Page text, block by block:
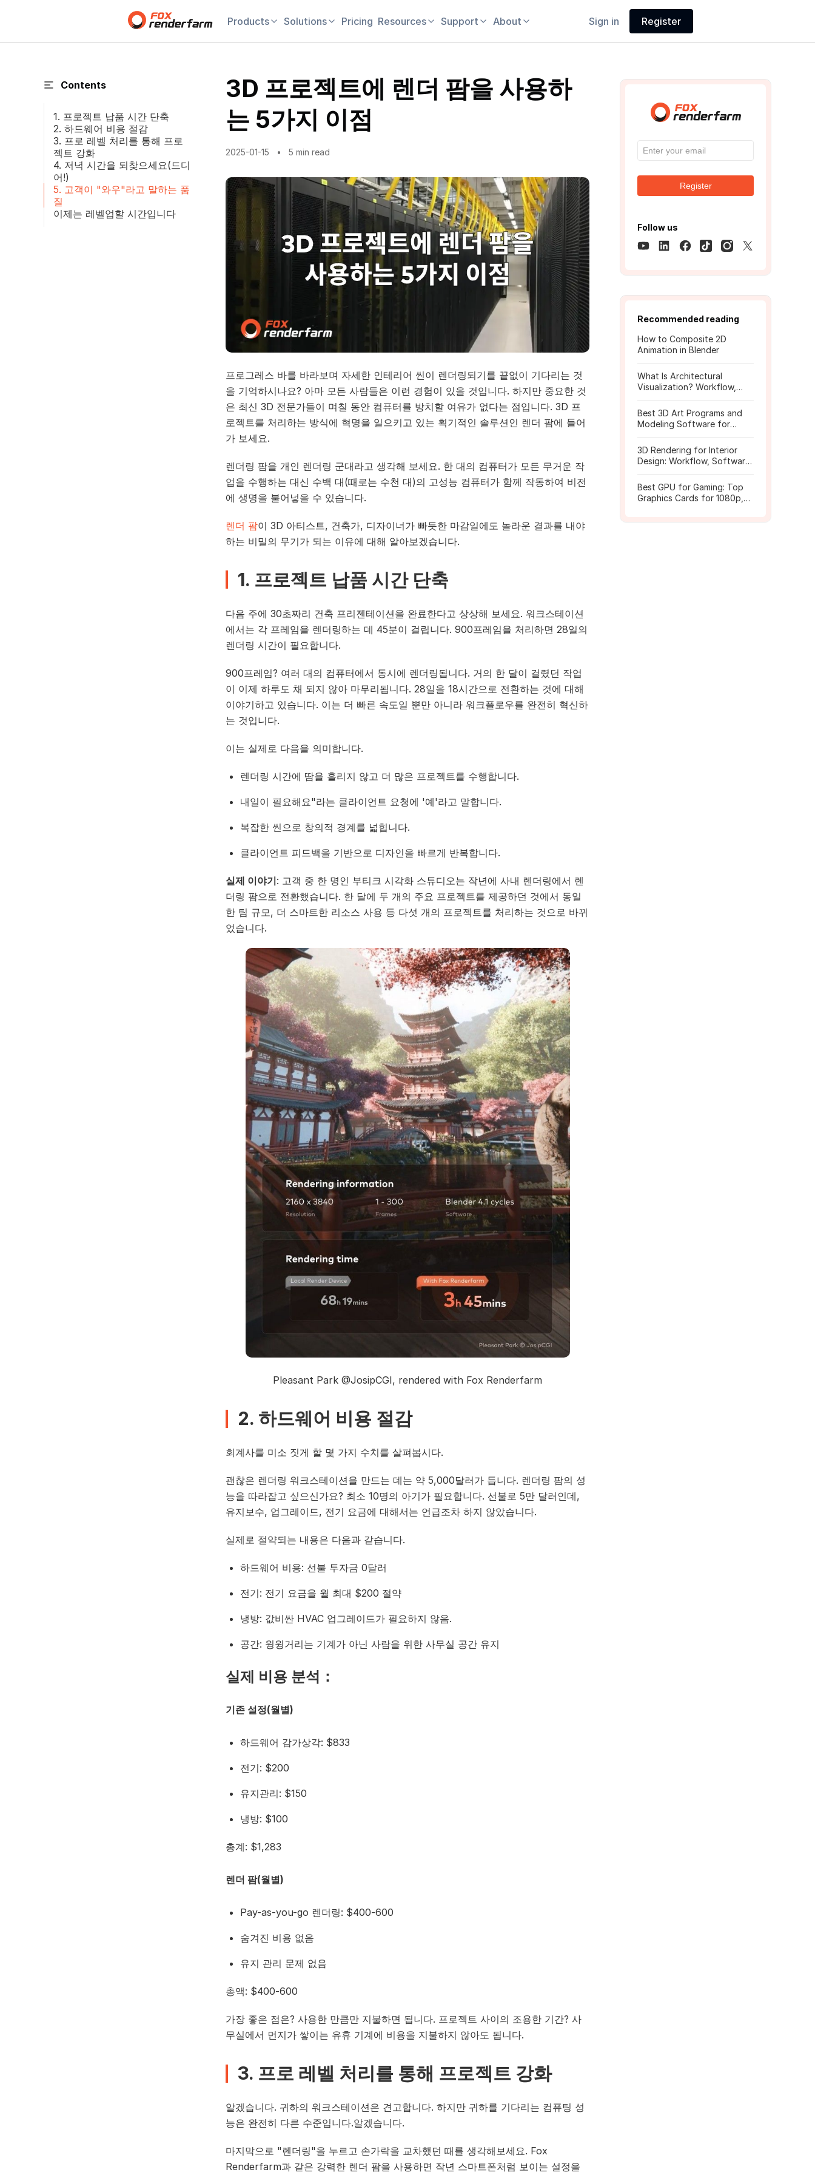
Products Solutions Pricing Resources Support About Sign in Register
Contents
1. 프로젝트 납품 시간 단축
2. 하드웨어 비용 절감
3. 프로 레벨 처리를 통해 프로
젝트 강화
4. 저녁 시간을 되찾으세요(드디
어!)
5. 고객이 "와우"라고 말하는 품
질
이제는 레벨업할 시간입니다
3D 프로젝트에 렌더 팜을 사용하
는 5가지 이점
2025-01-15 5 min read
프로그레스 바를 바라보며 자세한 인테리어 씬이 렌더링되기를 끝없이 기다리는 것
을 기억하시나요? 아마 모든 사람들은 이런 경험이 있을 것입니다. 하지만 중요한 것
은 최신 3D 전문가들이 며칠 동안 컴퓨터를 방치할 여유가 없다는 점입니다. 3D 프
로젝트를 처리하는 방식에 혁명을 일으키고 있는 획기적인 솔루션인 렌더 팜에 들어
가 보세요.
렌더링 팜을 개인 렌더링 군대라고 생각해 보세요. 한 대의 컴퓨터가 모든 무거운 작
업을 수행하는 대신 수백 대(때로는 수천 대)의 고성능 컴퓨터가 함께 작동하여 비전
에 생명을 불어넣을 수 있습니다.
렌더 팜이 3D 아티스트, 건축가, 디자이너가 빠듯한 마감일에도 놀라운 결과를 내야
하는 비밀의 무기가 되는 이유에 대해 알아보겠습니다.
1. 프로젝트 납품 시간 단축
다음 주에 30초짜리 건축 프리젠테이션을 완료한다고 상상해 보세요. 워크스테이션
에서는 각 프레임을 렌더링하는 데 45분이 걸립니다. 900프레임을 처리하면 28일의
렌더링 시간이 필요합니다.
900프레임? 여러 대의 컴퓨터에서 동시에 렌더링됩니다. 거의 한 달이 걸렸던 작업
이 이제 하루도 채 되지 않아 마무리됩니다. 28일을 18시간으로 전환하는 것에 대해
이야기하고 있습니다. 이는 더 빠른 속도일 뿐만 아니라 워크플로우를 완전히 혁신하
는 것입니다.
이는 실제로 다음을 의미합니다.
렌더링 시간에 땀을 흘리지 않고 더 많은 프로젝트를 수행합니다.
내일이 필요해요"라는 클라이언트 요청에 '예'라고 말합니다.
복잡한 씬으로 창의적 경계를 넓힙니다.
클라이언트 피드백을 기반으로 디자인을 빠르게 반복합니다.
실제 이야기: 고객 중 한 명인 부티크 시각화 스튜디오는 작년에 사내 렌더링에서 렌
더링 팜으로 전환했습니다. 한 달에 두 개의 주요 프로젝트를 제공하던 것에서 동일
한 팀 규모, 더 스마트한 리소스 사용 등 다섯 개의 프로젝트를 처리하는 것으로 바뀌
었습니다.
Pleasant Park @JosipCGI, rendered with Fox Renderfarm
2. 하드웨어 비용 절감
회계사를 미소 짓게 할 몇 가지 수치를 살펴봅시다.
괜찮은 렌더링 워크스테이션을 만드는 데는 약 5,000달러가 듭니다. 렌더링 팜의 성
능을 따라잡고 싶으신가요? 최소 10명의 아기가 필요합니다. 선불로 5만 달러인데,
유지보수, 업그레이드, 전기 요금에 대해서는 언급조차 하지 않았습니다.
실제로 절약되는 내용은 다음과 같습니다.
하드웨어 비용: 선불 투자금 0달러
전기: 전기 요금을 월 최대 $200 절약
냉방: 값비싼 HVAC 업그레이드가 필요하지 않음.
공간: 윙윙거리는 기계가 아닌 사람을 위한 사무실 공간 유지
실제 비용 분석：
기존 설정(월별)
하드웨어 감가상각: $833
전기: $200
유지관리: $150
냉방: $100
총계: $1,283
렌더 팜(월별)
Pay-as-you-go 렌더링: $400-600
숨겨진 비용 없음
유지 관리 문제 없음
총액: $400-600
가장 좋은 점은? 사용한 만큼만 지불하면 됩니다. 프로젝트 사이의 조용한 기간? 사
무실에서 먼지가 쌓이는 유휴 기계에 비용을 지불하지 않아도 됩니다.
3. 프로 레벨 처리를 통해 프로젝트 강화
알겠습니다. 귀하의 워크스테이션은 견고합니다. 하지만 귀하를 기다리는 컴퓨팅 성
능은 완전히 다른 수준입니다.알겠습니다.
마지막으로 "렌더링"을 누르고 손가락을 교차했던 때를 생각해보세요. Fox
Renderfarm과 같은 강력한 렌더 팜을 사용하면 작년 스마트폰처럼 보이는 설정을
Register
Follow us
Recommended reading
How to Composite 2D
Animation in Blender
What Is Architectural
Visualization? Workflow,
Best 3D Art Programs and
Modeling Software for
3D Rendering for Interior
Design: Workflow, Software,
Best GPU for Gaming: Top
Graphics Cards for 1080p,